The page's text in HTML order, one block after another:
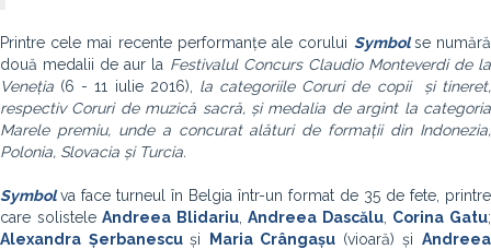
Printre cele mai recente performanțe ale corului Symbol se numără
două medalii de aur la Festivalul Concurs Claudio Monteverdide la
Veneția (6 - 11 iulie 2016), la categoriile Coruri de copii și tineret,
respectiv Coruri de muzică sacră, și medalia de argint la categoria
Marele premiu,unde a concurat alături de formații din Indonezia,
Polonia, Slovacia și Turcia.
Symbolva face turneul în Belgia într-un format de 35 de fete, printre
care solisteleAndreea Blidariu,Andreea Dascălu, Corina Gatu;
Alexandra Șerbanescuși Maria Crângașu (vioară) șiAndreea